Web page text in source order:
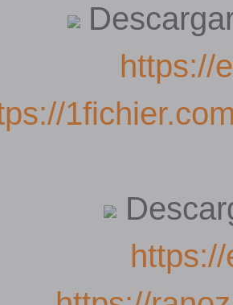
https://